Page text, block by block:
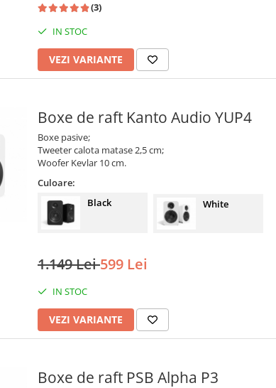
(3)
IN STOC
VEZI VARIANTE
Boxe de raft Kanto Audio YUP4
Boxe pasive;
Tweeter calota matase 2,5 cm;
Woofer Kevlar 10 cm.
Culoare:
Black
White
1.149 Lei599 Lei
IN STOC
VEZI VARIANTE
Boxe de raft PSB Alpha P3